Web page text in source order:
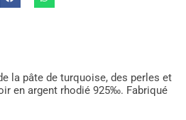
la pâte de turquoise, des perles et
en argent rhodié 925‰. Fabriqué